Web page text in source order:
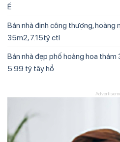
Ế
Bán nhà định công thượng, hoàng
35m2, 7.15tỷ ctl
Bán nhà đẹp phố hoàng hoa
5.99 tỷ tây hồ